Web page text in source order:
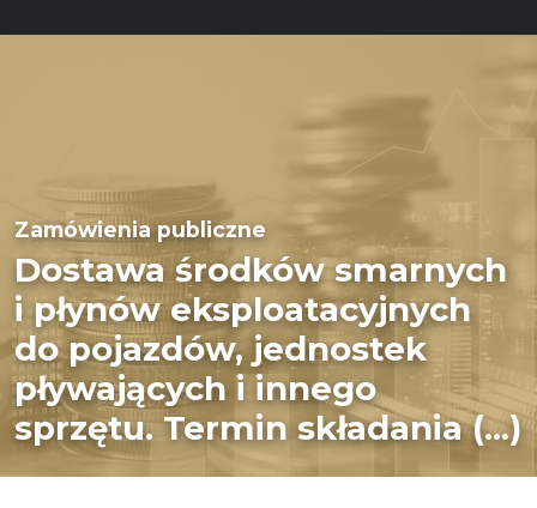
Zamówienia publiczne
Dostawa środków smarnych
i płynów eksploatacyjnych
do pojazdów, jednostek
pływających i innego
sprzętu. Termin składania (...)